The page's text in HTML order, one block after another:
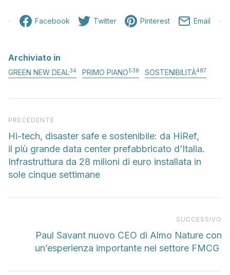
Facebook Twitter Pinterest Email
Archiviato in
GREEN NEW DEAL34 PRIMO PIANO538 SOSTENIBILITÀ487
Articolo precedente
PRECEDENTE
Hi-tech, disaster safe e sostenibile: da HiRef,
il più grande data center prefabbricato d’Italia.
Infrastruttura da 28 milioni di euro installata in
sole cinque settimane
SUCCESSIVO
Paul Savant nuovo CEO di Almo Nature con
un’esperienza importante nel settore FMCG